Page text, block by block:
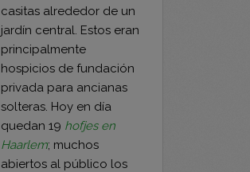
principalmente
hospicios de fundación
privada para ancianas
solteras. Hoy en día
quedan 19hofjes en
Haarlem ; muchos
abiertos al público los
fines de semana.
Muchos hofjessiguen